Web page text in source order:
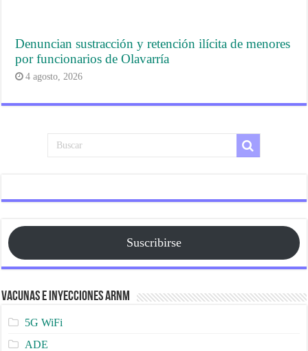
Denuncian sustracción y retención ilícita de menores
por funcionarios de Olavarría
4 agosto, 2026
Suscribirse
Vacunas e Inyecciones ARNm
5G WiFi
ADE